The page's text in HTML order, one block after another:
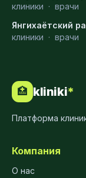
клиники · врачи
Янгихаётский
клиники · врачи
🏥 kliniki*
Платформа
Компания
О нас